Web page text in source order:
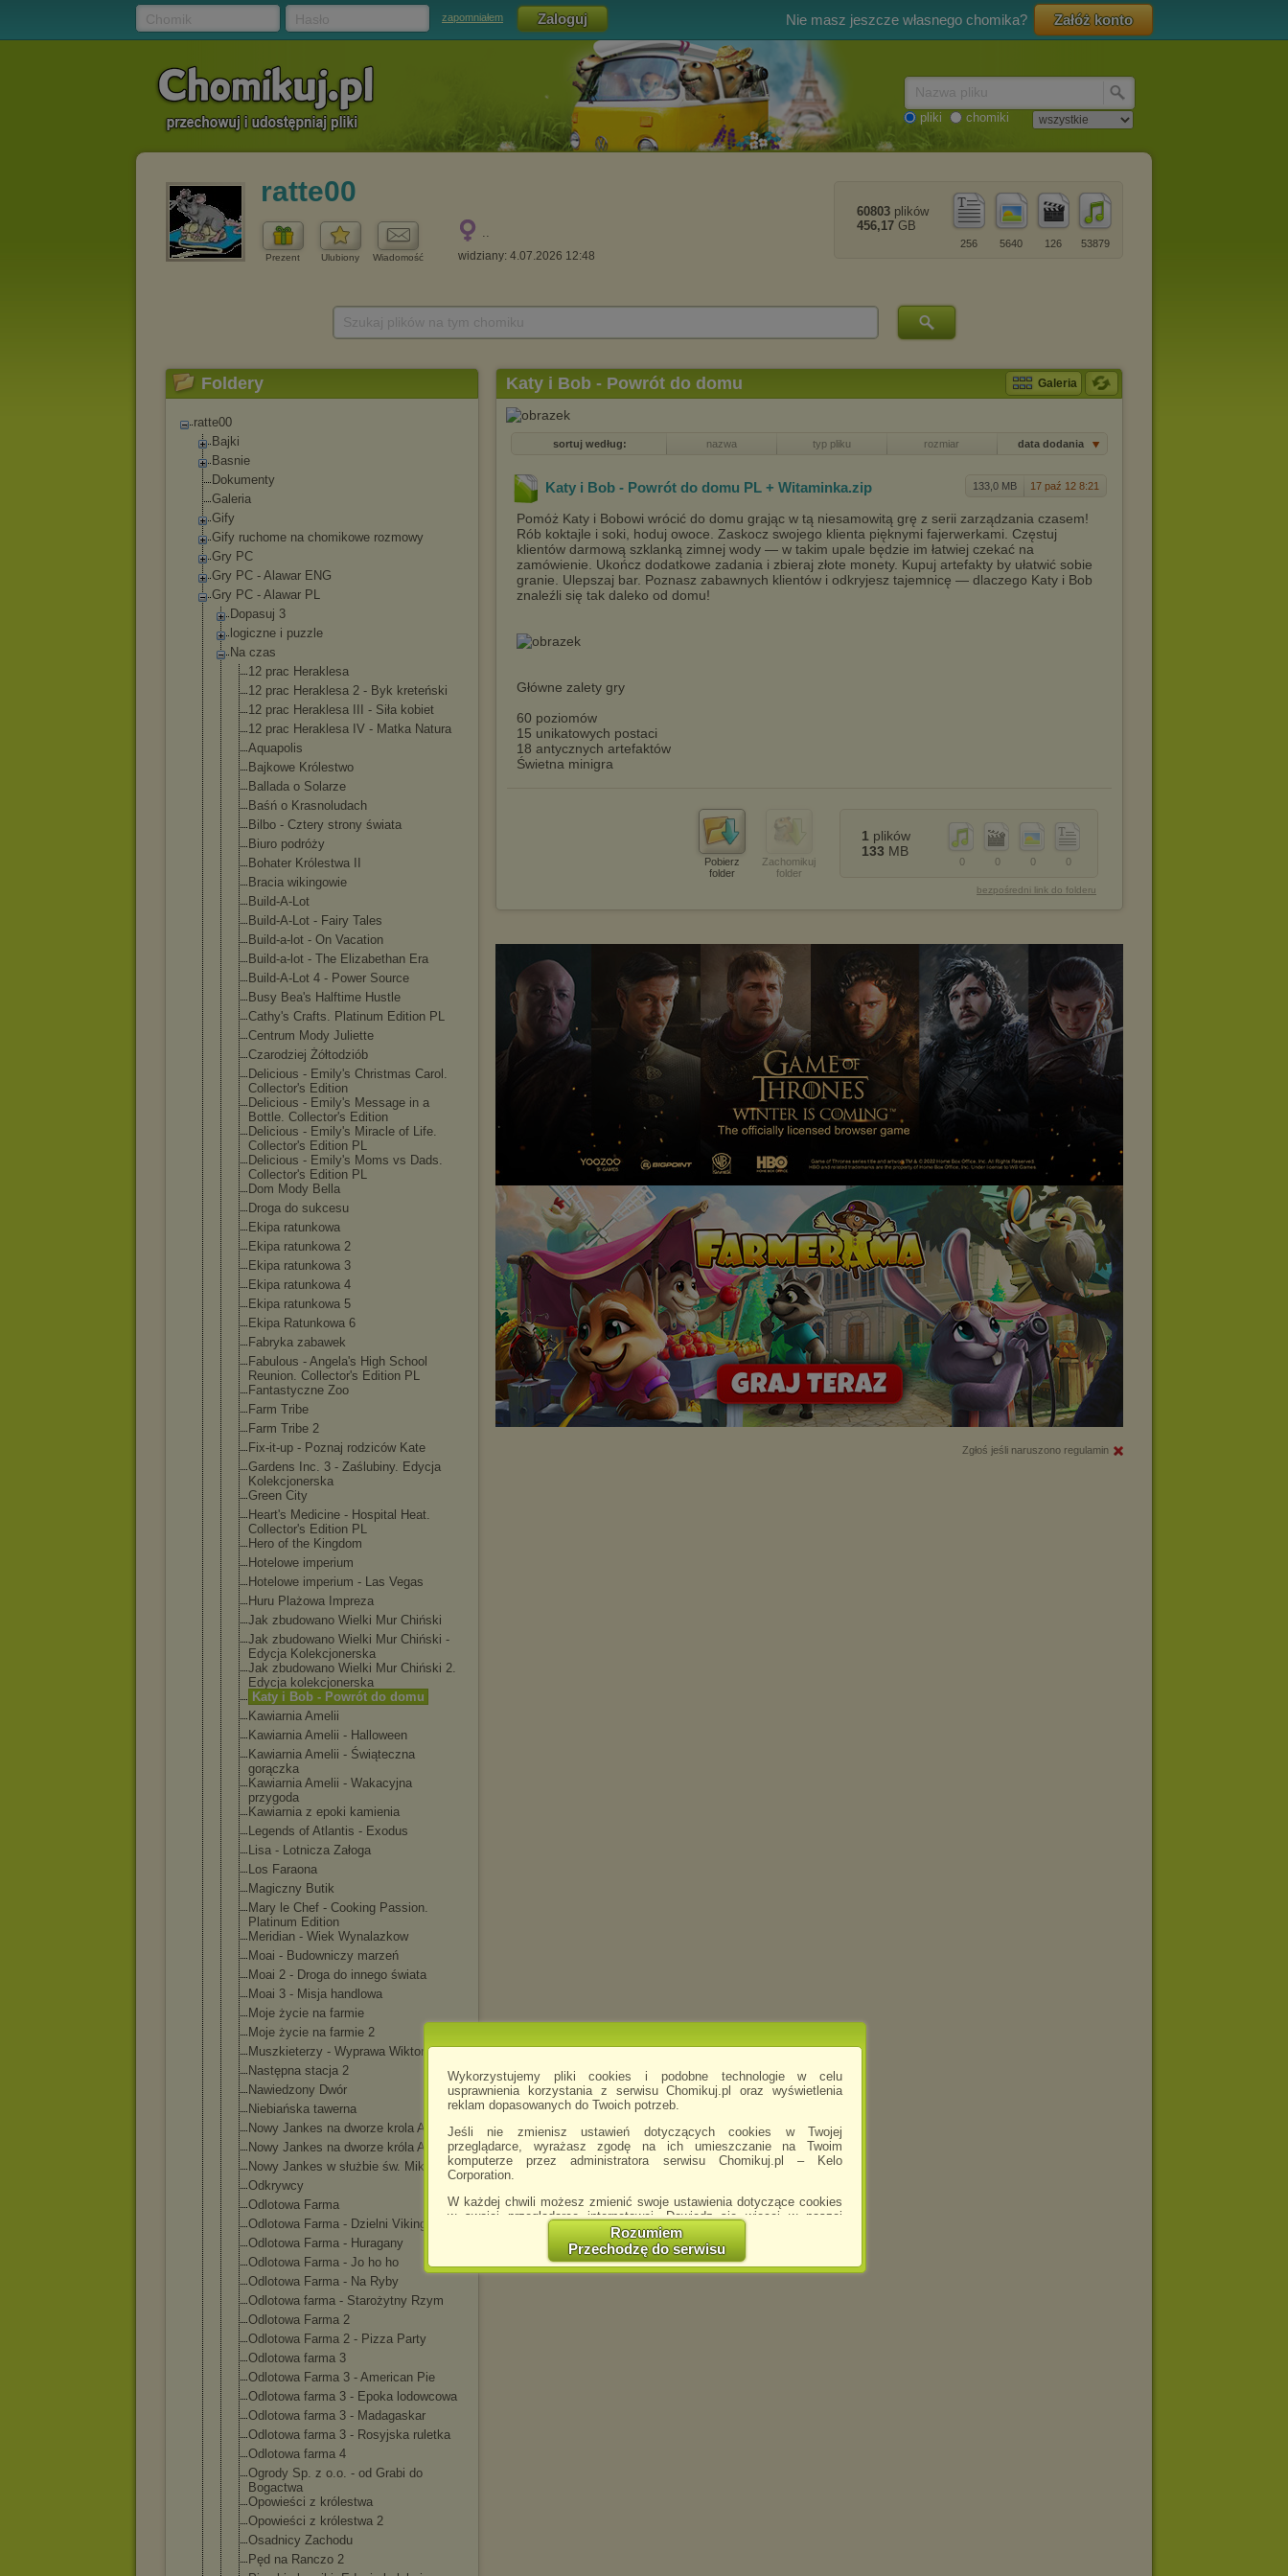
Wykorzystujemy pliki cookies i podobne technologie w celu
usprawnienia korzystania z serwisu Chomikuj.pl oraz wyświetlenia
reklam dopasowanych do Twoich potrzeb.
Jeśli nie zmienisz ustawień dotyczących cookies w Twojej
przeglądarce, wyrażasz zgodę na ich umieszczanie na Twoim
komputerze przez administratora serwisu Chomikuj.pl – Kelo
Corporation.
W każdej chwili możesz zmienić swoje ustawienia dotyczące cookies
w swojej przeglądarce internetowej. Dowiedz się więcej w naszej
http://chomikuj.pl/PolitykaPrywatnosci.aspx
Jednocześnie informujemy że zmiana ustawień przeglądarki może
spowodować ograniczenie korzystania ze strony Chomikuj.pl.
Wyrażenie sprzeciwu spowoduje, że wyświetlana Ci reklama nie
Rozumiem
Przechodzę do serwisu
zapomniałem Nie masz jeszcze własnego chomika? Załóż konto
pliki chomiki
ratte00
Prezent Ulubiony Wiadomość
..
widziany: 4.07.2026 12:48
53879
126
5640
256
60803 plików
456,17 GB
Foldery
ratte00
Bajki
Basnie
Dokumenty
Galeria
Gify
Gify ruchome na chomikowe rozmowy
Gry PC
Gry PC - Alawar ENG
Gry PC - Alawar PL
Dopasuj 3
logiczne i puzzle
Na czas
12 prac Heraklesa
12 prac Heraklesa 2 - Byk kreteński
12 prac Heraklesa III - Siła kobiet
12 prac Heraklesa IV - Matka Natura
Aquapolis
Bajkowe Królestwo
Ballada o Solarze
Baśń o Krasnoludac h
Bilbo - Cztery strony świata
Biuro podróży
Bohater Królestwa II
Bracia wikingowie
Build-A-Lot
Build-A-Lot - Fairy Tales
Build-a-lot - On Vacation
Build-a-lot - The Elizabethan Era
Build-A-Lot 4 - Power Source
Busy Bea's Halftime Hustle
Cathy's Crafts. Platinum Edition PL
Centrum Mody Juliette
Czarodziej Żółtodziób
Delicious - Emily's Christmas Carol.
Collector's Edition
Delicious - Emily's Message in a
Bottle. Collector's Edition
Delicious - Emily's Miracle of Life.
Collector's Edition PL
Delicious - Emily's Moms vs Dads.
Collector's Edition PL
Dom Mody Bella
Droga do sukcesu
Ekipa ratunkowa
Ekipa ratunkowa 2
Ekipa ratunkowa 3
Ekipa ratunkowa 4
Ekipa ratunkowa 5
Ekipa Ratunkowa 6
Fabryka zabawek
Fabulous - Angela's High School
Reunion. Collector's Edition PL
Fantastyczne Zoo
Farm Tribe
Farm Tribe 2
Fix-it-up - Poznaj rodziców Kate
Gardens Inc. 3 - Zaślubiny. Edycja
Kolekcjonerska
Green City
Heart's Medicine - Hospital Heat.
Collector's Edition PL
Hero of the Kingdom
Hotelowe imperium
Hotelowe imperium - Las Vegas
Huru Plażowa Impreza
Jak zbudowano Wielki Mur Chiński
Jak zbudowano Wielki Mur Chiński -
Edycja Kolekcjonerska
Jak zbudowano Wielki Mur Chiński 2.
Edycja kolekcjonerska
Katy i Bob - Powrót do domu
Kawiarnia Amelii
Kawiarnia Amelii - Halloween
Kawiarnia Amelii - Świąteczna
gorączka
Kawiarnia Amelii - Wakacyjna
przygoda
Kawiarnia z epoki kamienia
Legends of Atlantis - Exodus
Lisa - Lotnicza Załoga
Los Faraona
Magiczny Butik
Mary le Chef - Cooking Passion.
Platinum Edition
Meridian - Wiek Wynalazkow
Moai - Budowniczy marzeń
Moai 2 - Droga do innego świata
Moai 3 - Misja handlowa
Moje życie na farmie
Moje życie na farmie 2
Muszkieterzy - Wyprawa Wiktorii
Następna stacja 2
Nawiedzony Dwór
Niebiańska tawerna
Nowy Jankes na dworze krola Artura
Nowy Jankes na dworze króla Artura 2
Nowy Jankes w służbie św. Mikołaja
Odkrywcy
Odlotowa Farma
Odlotowa Farma - Dzielni Vikingowie
Odlotowa Farma - Huragany
Odlotowa Farma - Jo ho ho
Odlotowa Farma - Na Ryby
Odlotowa farma - Starożytny Rzym
Odlotowa Farma 2
Odlotowa Farma 2 - Pizza Party
Odlotowa farma 3
Odlotowa Farma 3 - American Pie
Odlotowa farma 3 - Epoka lodowcowa
Odlotowa farma 3 - Madagaskar
Odlotowa farma 3 - Rosyjska ruletka
Odlotowa farma 4
Ogrody Sp. z o.o. - od Grabi do
Bogactwa
Opowieści z królestwa
Opowieści z królestwa 2
Osadnicy Zachodu
Pęd na Ranczo 2
Katy i Bob - Powrót do domu Galeria
sortuj według: nazwa typ pliku rozmiar data dodania
133,0 MB 17 paź 12 8:21
Katy i Bob - Powrót do domu PL + Witaminka.zip
Pomóż Katy i Bobowi wrócić do domu grając w tą niesamowitą grę z serii zarządzania czasem!
Rób koktajle i soki, hoduj owoce. Zaskocz swojego klienta pięknymi fajerwerkami. Częstuj
klientów darmową szklanką zimnej wody — w takim upale będzie im łatwiej czekać na
zamówienie. Ukończ dodatkowe zadania i zbieraj złote monety. Kupuj artefakty by ułatwić sobie
granie. Ulepszaj bar. Poznasz zabawnych klientów i odkryjesz tajemnicę — dlaczego Katy i Bob
znaleźli się tak daleko od domu!
Główne zalety gry
60 poziomów
15 unikatowych postaci
18 antycznych artefaktów
Świetna minigra
Pobierz
folder
Zachomikuj
folder
0
0
0
0
1 plików
133 MB
bezpośredni link do folderu
Zgłoś jeśli naruszono regulamin